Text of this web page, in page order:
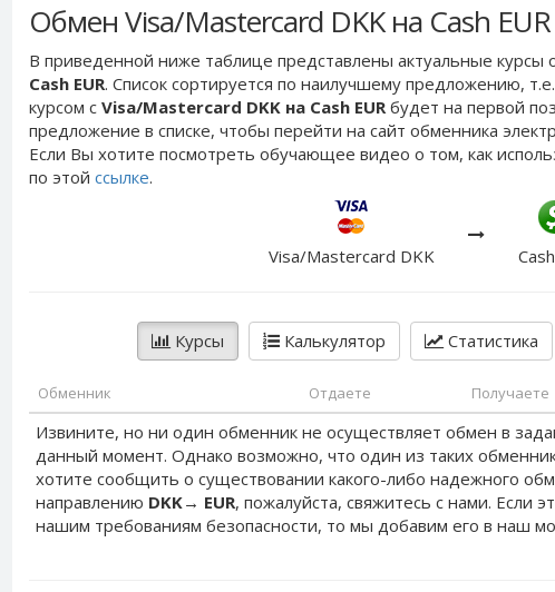
Обмен Visa/Mastercard DKK на Cash EUR
В приведенной ниже таблице представлены актуальные курсы
Cash EUR. Список сортируется по наилучшему предложению,
курсом с Visa/Mastercard DKK на Cash EUR будет на первой
предложение в списке, чтобы перейти на сайт обменника
Если Вы хотите посмотреть обучающее видео о том, как
по этой ссылке.
Visa/Mastercard DKK
Курсы Калькулятор Статистика
Обменник Отдаете Получаете
Извините, но ни один обменник не осуществляет обмен в
данный момент. Однако возможно, что один из таких
хотите сообщить о существовании какого-либо надежного
направлению DKK→ EUR, пожалуйста, свяжитесь с нами. Если
нашим требованиям безопасности, то мы добавим его в наш